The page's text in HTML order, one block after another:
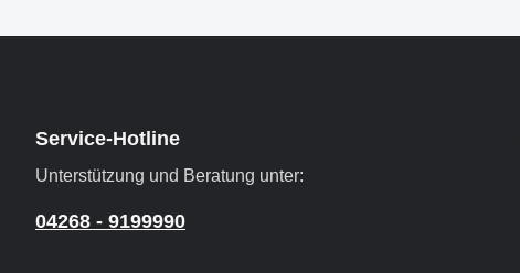
Service-Hotline
Unterstützung und Beratung unter:
04268 - 9199990